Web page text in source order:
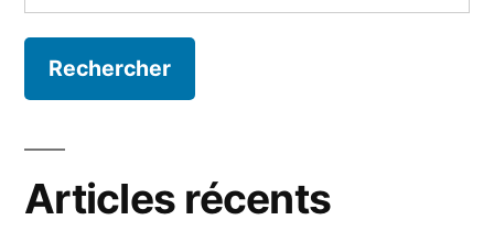
Articles récents